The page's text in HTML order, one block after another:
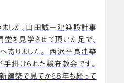
した、山田誠一建築設計事
を見学させて頂いた足で、
寄りました。 西沢平良建築
掛けられた駿府教会です。
建築で見てから8年も経って